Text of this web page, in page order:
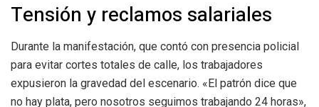
Tensión y reclamos salariales
Durante la manifestación, que contó con presencia policial
para evitar cortes totales de calle, los trabajadores
expusieron la gravedad del escenario. «El patrón dice que
no hay plata, pero nosotros seguimos trabajando 24 horas»,